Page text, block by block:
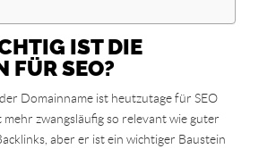
IST DIE
FÜR SEO?
Domainname ist heutzutage für SEO
zwangsläufig so relevant wie guter
aber er ist ein wichtiger Baustein